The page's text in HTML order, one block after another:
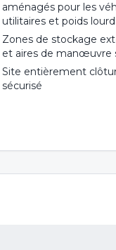
aménagés pour les
utilitaires et poids
Zones de stockage
et aires de manœuvre
Site entièrement
sécurisé